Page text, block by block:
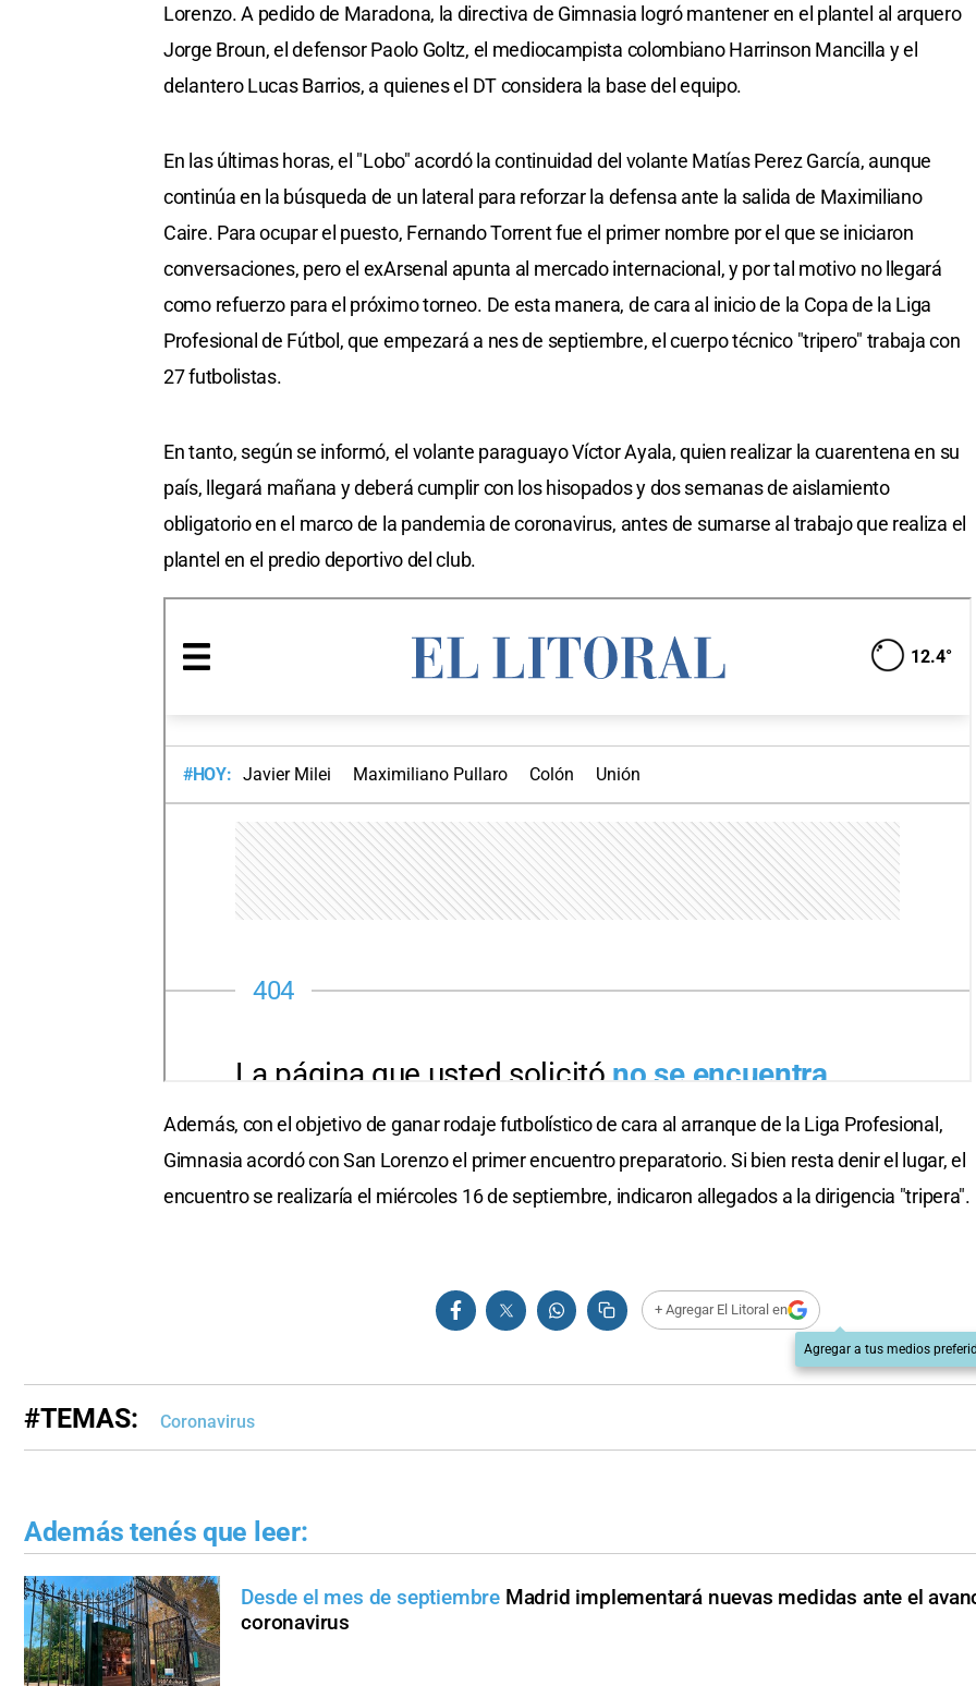
Lorenzo. A pedido de Maradona, la directiva de Gimnasia logró mantener en el plantel al arquero
Jorge Broun, el defensor Paolo Goltz, el mediocampista colombiano Harrinson Mancilla y el
delantero Lucas Barrios, a quienes el DT considera la base del equipo.
En las últimas horas, el "Lobo" acordó la continuidad del volante Matías Perez García, aunque
continúa en la búsqueda de un lateral para reforzar la defensa ante la salida de Maximiliano
Caire. Para ocupar el puesto, Fernando Torrent fue el primer nombre por el que se iniciaron
conversaciones, pero el exArsenal apunta al mercado internacional, y por tal motivo no llegará
como refuerzo para el próximo torneo. De esta manera, de cara al inicio de la Copa de la Liga
Profesional de Fútbol, que empezará a nes de septiembre, el cuerpo técnico "tripero" trabaja con
27 futbolistas.
En tanto, según se informó, el volante paraguayo Víctor Ayala, quien realizar la cuarentena en su
país, llegará mañana y deberá cumplir con los hisopados y dos semanas de aislamiento
obligatorio en el marco de la pandemia de coronavirus, antes de sumarse al trabajo que realiza el
plantel en el predio deportivo del club.
Además, con el objetivo de ganar rodaje futbolístico de cara al arranque de la Liga Profesional,
Gimnasia acordó con San Lorenzo el primer encuentro preparatorio. Si bien resta denir el lugar, el
encuentro se realizaría el miércoles 16 de septiembre, indicaron allegados a la dirigencia "tripera".
+ Agregar El Litoral en
Agregar a tus medios
#TEMAS: Coronavirus
Además tenés que leer:
Desde el mes de septiembre Madrid implementará nuevas medidas ante el
coronavirus